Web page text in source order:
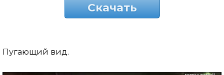
Скачать
Пугающий вид.